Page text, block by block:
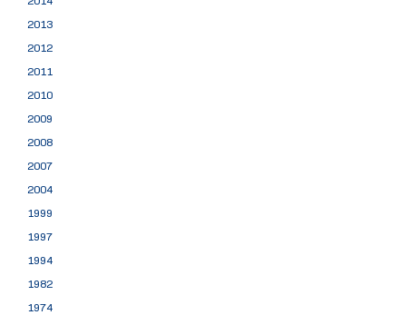
2013
2012
2011
2010
2009
2008
2007
2004
1999
1997
1994
1982
1974